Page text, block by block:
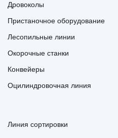
Дровоколы
Пристаночное оборудование
Лесопильные линии
Окорочные станки
Конвейеры
Оцилиндровочная линия
Линия сортировки